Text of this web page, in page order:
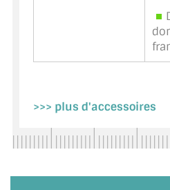
la
>>> plus d'accessoires